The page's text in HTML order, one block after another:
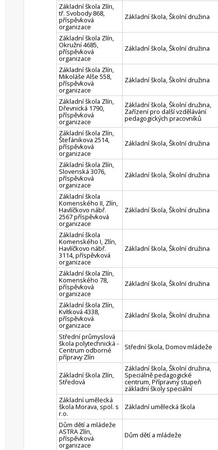
Základní škola Zlín,
tř. Svobody 868,
příspěvková
organizace
Základní škola, Školní družina
Základní škola Zlín,
Okružní 4685,
příspěvková
organizace
Základní škola, Školní družina
Základní škola Zlín,
Mikoláše Alše 558,
příspěvková
organizace
Základní škola, Školní družina
Základní škola Zlín,
Dřevnická 1790,
příspěvková
organizace
Základní škola, Školní družina,
Zařízení pro další vzdělávání
pedagogických pracovníků
Základní škola Zlín,
Štefánikova 2514,
příspěvková
organizace
Základní škola, Školní družina
Základní škola Zlín,
Slovenská 3076,
příspěvková
organizace
Základní škola, Školní družina
Základní škola
Komenského II, Zlín,
Havlíčkovo nábř.
2567 příspěvková
organizace
Základní škola, Školní družina
Základní škola
Komenského I, Zlín,
Havlíčkovo nábř.
3114, příspěvková
organizace
Základní škola, Školní družina
Základní škola Zlín,
Komenského 78,
příspěvková
organizace
Základní škola, Školní družina
Základní škola Zlín,
Kvítková 4338,
příspěvková
organizace
Základní škola, Školní družina
Střední průmyslová
škola polytechnická -
Centrum odborné
přípravy Zlín
Střední škola, Domov mládeže
Základní škola Zlín,
Středová
Základní škola, Školní družina,
Speciálně pedagogické
centrum, Přípravný stupeň
základní školy speciální
Základní umělecká
škola Morava, spol. s
r.o.
Základní umělecká škola
Dům dětí a mládeže
ASTRA Zlín,
příspěvková
organizace
Dům dětí a mládeže